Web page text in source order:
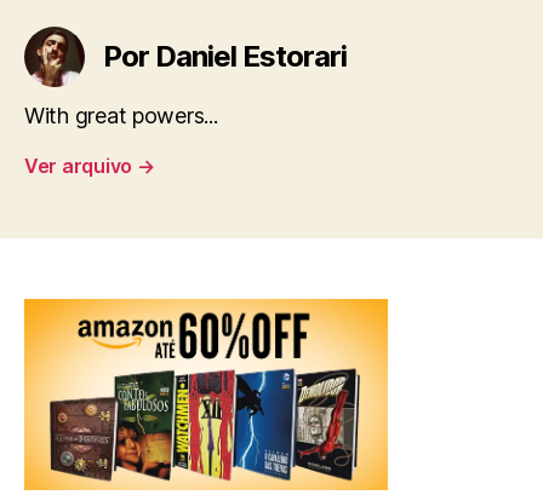
Por Daniel Estorari
With great powers...
Ver arquivo →